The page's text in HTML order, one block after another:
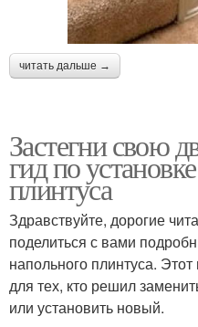
читать дальше →
Застегни свою
гид по
плинтуса
Здравствуйте, дорогие
поделиться с вами
напольного плинтуса.
для тех, кто решил
или установить новый.